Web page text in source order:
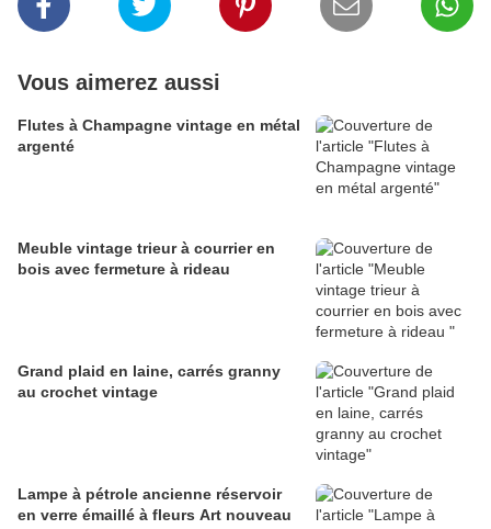
Vous aimerez aussi
Flutes à Champagne vintage en métal
argenté
Meuble vintage trieur à courrier en
bois avec fermeture à rideau
Grand plaid en laine, carrés granny
au crochet vintage
Lampe à pétrole ancienne réservoir
en verre émaillé à fleurs Art nouveau